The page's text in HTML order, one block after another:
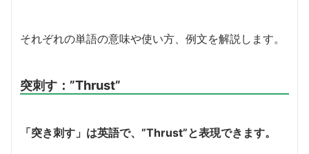
それぞれの単語の意味や使い方、例文を解説します。
突刺す：”Thrust”
「突き刺す」は英語で、”Thrust”と表現できます。